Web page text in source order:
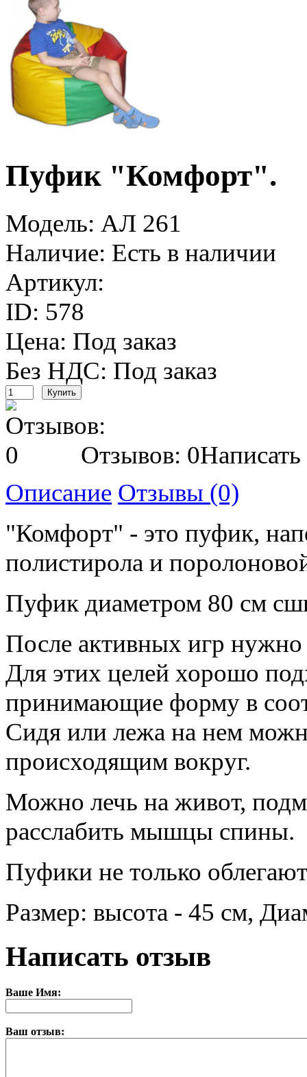
Пуфик "Комфорт".
Модель: АЛ 261
Наличие: Есть в наличии
Артикул:
ID: 578
Цена: Под заказ
Без НДС: Под заказ
Отзывов: 0
Описание Отзывы (0)
"Комфорт" - это пуфик,
полистирола и
Пуфик диаметром 80 см
После активных игр нужно
Для этих целей хорошо
принимающие форму в
Сидя или лежа на нем
происходящим вокруг.
Можно лечь на живот,
расслабить мышцы спины.
Пуфики не только
Размер: высота - 45 см,
Написать отзыв
Ваше Имя:
Ваш отзыв: